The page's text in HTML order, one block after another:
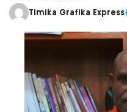
Timika Grafika Express